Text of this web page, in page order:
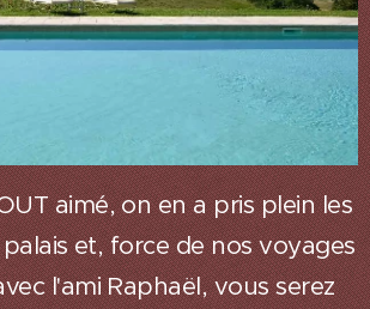
aimé, on en a pris plein les
et, force de nos voyages
l'ami Raphaël, vous serez